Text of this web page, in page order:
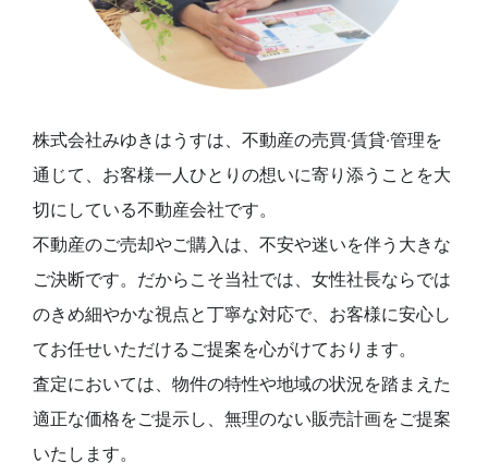
株式会社みゆきはうすは、不動産の売買‧賃貸‧管理を
通じて、お客様⼀⼈ひとりの想いに寄り添うことを⼤
切にしている不動産会社です。
不動産のご売却やご購⼊は、不安や迷いを伴う⼤きな
ご決断です。だからこそ当社では、⼥性社長ならでは
のきめ細やかな視点と丁寧な対応で、お客様に安⼼し
てお任せいただけるご提案を⼼がけております。
査定においては、物件の特性や地域の状況を踏まえた
適正な価格をご提⽰し、無理のない販売計画をご提案
いたします。